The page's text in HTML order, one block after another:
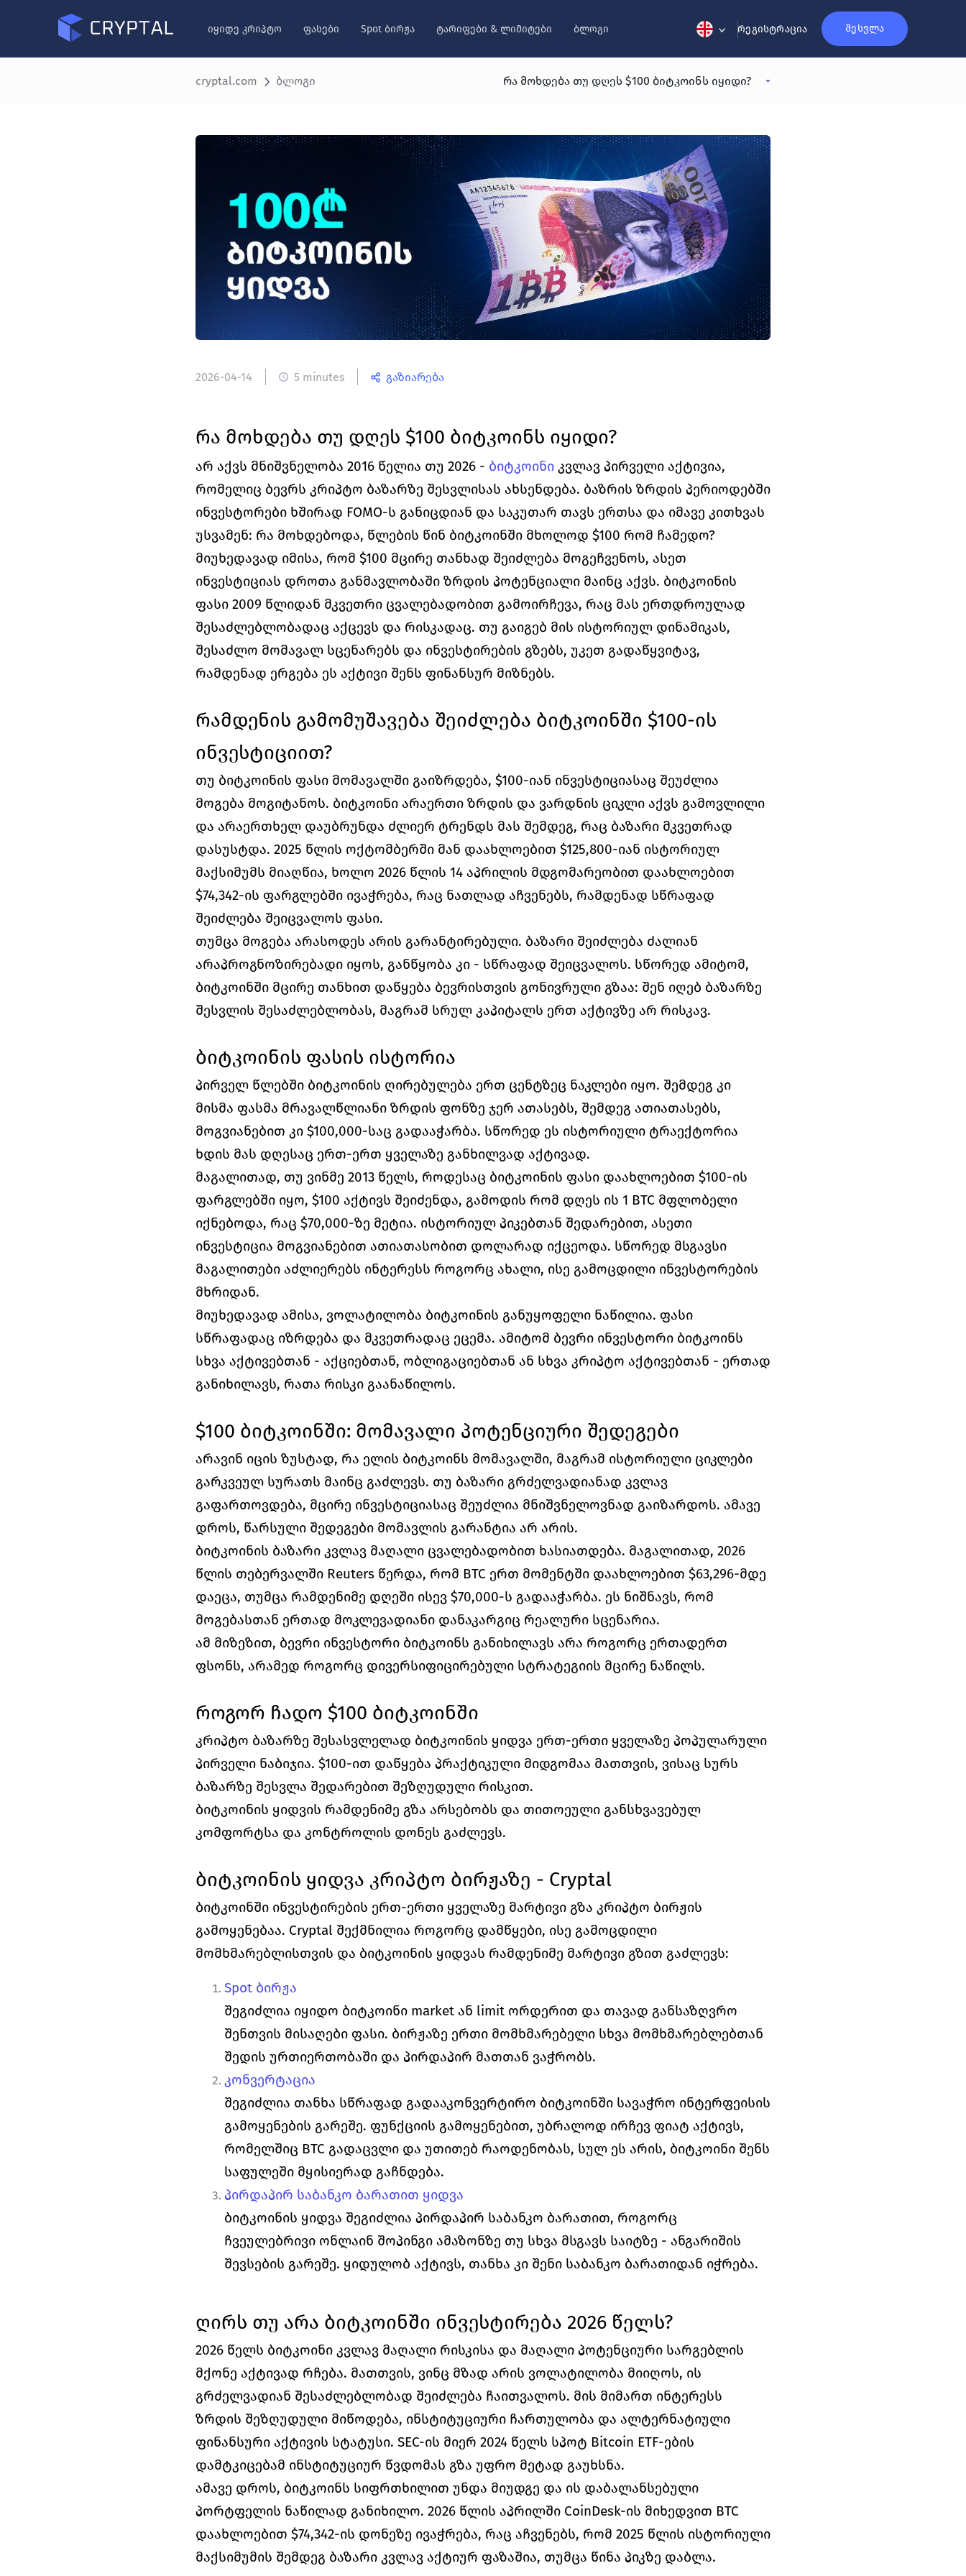
იყიდე კრიპტო ფასები Spot ბირჟა ტარიფები & ლიმიტები ბლოგი რეგისტრაცია შესვლა
cryptal.com ბლოგი რა მოხდება თუ დღეს $100 ბიტკოინს იყიდი?
2026-04-14 5 minutes გაზიარება
რა მოხდება თუ დღეს $100 ბიტკოინს იყიდი?
არ აქვს მნიშვნელობა 2016 წელია თუ 2026 - ბიტკოინი კვლავ პირველი აქტივია,
რომელიც ბევრს კრიპტო ბაზარზე შესვლისას ახსენდება. ბაზრის ზრდის პერიოდებში
ინვესტორები ხშირად FOMO-ს განიცდიან და საკუთარ თავს ერთსა და იმავე კითხვას
უსვამენ: რა მოხდებოდა, წლების წინ ბიტკოინში მხოლოდ $100 რომ ჩამედო?
მიუხედავად იმისა, რომ $100 მცირე თანხად შეიძლება მოგეჩვენოს, ასეთ
ინვესტიციას დროთა განმავლობაში ზრდის პოტენციალი მაინც აქვს. ბიტკოინის
ფასი 2009 წლიდან მკვეთრი ცვალებადობით გამოირჩევა, რაც მას ერთდროულად
შესაძლებლობადაც აქცევს და რისკადაც. თუ გაიგებ მის ისტორიულ დინამიკას,
შესაძლო მომავალ სცენარებს და ინვესტირების გზებს, უკეთ გადაწყვიტავ,
რამდენად ერგება ეს აქტივი შენს ფინანსურ მიზნებს.
რამდენის გამომუშავება შეიძლება ბიტკოინში $100-ის
ინვესტიციით?
თუ ბიტკოინის ფასი მომავალში გაიზრდება, $100-იან ინვესტიციასაც შეუძლია
მოგება მოგიტანოს. ბიტკოინი არაერთი ზრდის და ვარდნის ციკლი აქვს გამოვლილი
და არაერთხელ დაუბრუნდა ძლიერ ტრენდს მას შემდეგ, რაც ბაზარი მკვეთრად
დასუსტდა. 2025 წლის ოქტომბერში მან დაახლოებით $125,800-იან ისტორიულ
მაქსიმუმს მიაღწია, ხოლო 2026 წლის 14 აპრილის მდგომარეობით დაახლოებით
$74,342-ის ფარგლებში ივაჭრება, რაც ნათლად აჩვენებს, რამდენად სწრაფად
შეიძლება შეიცვალოს ფასი.
თუმცა მოგება არასოდეს არის გარანტირებული. ბაზარი შეიძლება ძალიან
არაპროგნოზირებადი იყოს, განწყობა კი - სწრაფად შეიცვალოს. სწორედ ამიტომ,
ბიტკოინში მცირე თანხით დაწყება ბევრისთვის გონივრული გზაა: შენ იღებ ბაზარზე
შესვლის შესაძლებლობას, მაგრამ სრულ კაპიტალს ერთ აქტივზე არ რისკავ.
ბიტკოინის ფასის ისტორია
პირველ წლებში ბიტკოინის ღირებულება ერთ ცენტზეც ნაკლები იყო. შემდეგ კი
მისმა ფასმა მრავალწლიანი ზრდის ფონზე ჯერ ათასებს, შემდეგ ათიათასებს,
მოგვიანებით კი $100,000-საც გადააჭარბა. სწორედ ეს ისტორიული ტრაექტორია
ხდის მას დღესაც ერთ-ერთ ყველაზე განხილვად აქტივად.
მაგალითად, თუ ვინმე 2013 წელს, როდესაც ბიტკოინის ფასი დაახლოებით $100-ის
ფარგლებში იყო, $100 აქტივს შეიძენდა, გამოდის რომ დღეს ის 1 BTC მფლობელი
იქნებოდა, რაც $70,000-ზე მეტია. ისტორიულ პიკებთან შედარებით, ასეთი
ინვესტიცია მოგვიანებით ათიათასობით დოლარად იქცეოდა. სწორედ მსგავსი
მაგალითები აძლიერებს ინტერესს როგორც ახალი, ისე გამოცდილი ინვესტორების
მხრიდან.
მიუხედავად ამისა, ვოლატილობა ბიტკოინის განუყოფელი ნაწილია. ფასი
სწრაფადაც იზრდება და მკვეთრადაც ეცემა. ამიტომ ბევრი ინვესტორი ბიტკოინს
სხვა აქტივებთან - აქციებთან, ობლიგაციებთან ან სხვა კრიპტო აქტივებთან - ერთად
განიხილავს, რათა რისკი გაანაწილოს.
$100 ბიტკოინში: მომავალი პოტენციური შედეგები
არავინ იცის ზუსტად, რა ელის ბიტკოინს მომავალში, მაგრამ ისტორიული ციკლები
გარკვეულ სურათს მაინც გაძლევს. თუ ბაზარი გრძელვადიანად კვლავ
გაფართოვდება, მცირე ინვესტიციასაც შეუძლია მნიშვნელოვნად გაიზარდოს. ამავე
დროს, წარსული შედეგები მომავლის გარანტია არ არის.
ბიტკოინის ბაზარი კვლავ მაღალი ცვალებადობით ხასიათდება. მაგალითად, 2026
წლის თებერვალში Reuters წერდა, რომ BTC ერთ მომენტში დაახლოებით $63,296-მდე
დაეცა, თუმცა რამდენიმე დღეში ისევ $70,000-ს გადააჭარბა. ეს ნიშნავს, რომ
მოგებასთან ერთად მოკლევადიანი დანაკარგიც რეალური სცენარია.
ამ მიზეზით, ბევრი ინვესტორი ბიტკოინს განიხილავს არა როგორც ერთადერთ
ფსონს, არამედ როგორც დივერსიფიცირებული სტრატეგიის მცირე ნაწილს.
როგორ ჩადო $100 ბიტკოინში
კრიპტო ბაზარზე შესასვლელად ბიტკოინის ყიდვა ერთ-ერთი ყველაზე პოპულარული
პირველი ნაბიჯია. $100-ით დაწყება პრაქტიკული მიდგომაა მათთვის, ვისაც სურს
ბაზარზე შესვლა შედარებით შეზღუდული რისკით.
ბიტკოინის ყიდვის რამდენიმე გზა არსებობს და თითოეული განსხვავებულ
კომფორტსა და კონტროლის დონეს გაძლევს.
ბიტკოინის ყიდვა კრიპტო ბირჟაზე - Cryptal
ბიტკოინში ინვესტირების ერთ-ერთი ყველაზე მარტივი გზა კრიპტო ბირჟის
გამოყენებაა. Cryptal შექმნილია როგორც დამწყები, ისე გამოცდილი
მომხმარებლისთვის და ბიტკოინის ყიდვას რამდენიმე მარტივი გზით გაძლევს:
Spot ბირჟა
შეგიძლია იყიდო ბიტკოინი market ან limit ორდერით და თავად განსაზღვრო
შენთვის მისაღები ფასი. ბირჟაზე ერთი მომხმარებელი სხვა მომხმარებლებთან
შედის ურთიერთობაში და პირდაპირ მათთან ვაჭრობს.
კონვერტაცია
შეგიძლია თანხა სწრაფად გადააკონვერტირო ბიტკოინში სავაჭრო ინტერფეისის
გამოყენების გარეშე. ფუნქციის გამოყენებით, უბრალოდ ირჩევ ფიატ აქტივს,
რომელშიც BTC გადაცვლი და უთითებ რაოდენობას, სულ ეს არის, ბიტკოინი შენს
საფულეში მყისიერად გაჩნდება.
პირდაპირ საბანკო ბარათით ყიდვა
ბიტკოინის ყიდვა შეგიძლია პირდაპირ საბანკო ბარათით, როგორც
ჩვეულებრივი ონლაინ შოპინგი ამაზონზე თუ სხვა მსგავს საიტზე - ანგარიშის
შევსების გარეშე. ყიდულობ აქტივს, თანხა კი შენი საბანკო ბარათიდან იჭრება.
ღირს თუ არა ბიტკოინში ინვესტირება 2026 წელს?
2026 წელს ბიტკოინი კვლავ მაღალი რისკისა და მაღალი პოტენციური სარგებლის
მქონე აქტივად რჩება. მათთვის, ვინც მზად არის ვოლატილობა მიიღოს, ის
გრძელვადიან შესაძლებლობად შეიძლება ჩაითვალოს. მის მიმართ ინტერესს
ზრდის შეზღუდული მიწოდება, ინსტიტუციური ჩართულობა და ალტერნატიული
ფინანსური აქტივის სტატუსი. SEC-ის მიერ 2024 წელს სპოტ Bitcoin ETF-ების
დამტკიცებამ ინსტიტუციურ წვდომას გზა უფრო მეტად გაუხსნა.
ამავე დროს, ბიტკოინს სიფრთხილით უნდა მიუდგე და ის დაბალანსებული
პორტფელის ნაწილად განიხილო. 2026 წლის აპრილში CoinDesk-ის მიხედვით BTC
დაახლოებით $74,342-ის დონეზე ივაჭრება, რაც აჩვენებს, რომ 2025 წლის ისტორიული
მაქსიმუმის შემდეგ ბაზარი კვლავ აქტიურ ფაზაშია, თუმცა წინა პიკზე დაბლა.